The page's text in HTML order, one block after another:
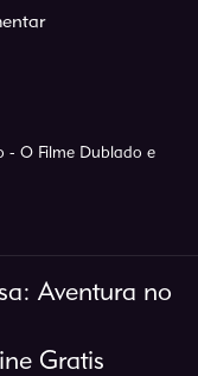
- O Filme Dublado e
Aventura no
Gratis